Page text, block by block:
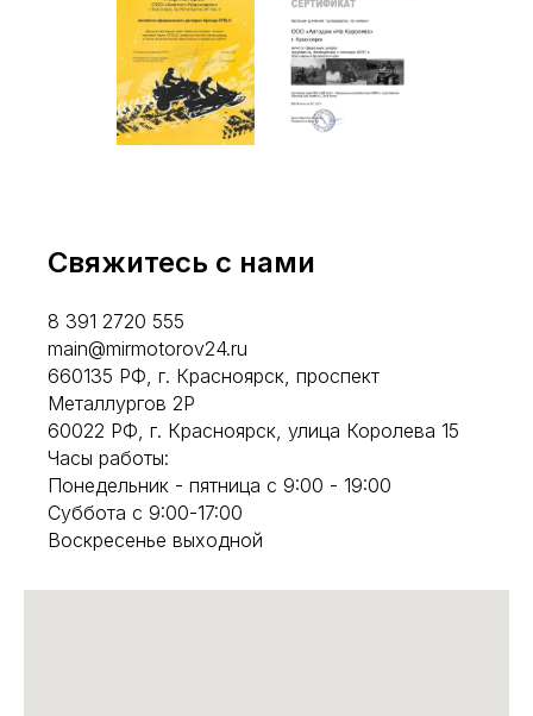
Свяжитесь с нами
8 391 2720 555
main@mirmotorov24.ru
660135 РФ, г. Красноярск, проспект
Металлургов 2Р
60022 РФ, г. Красноярск, улица Королева 15
Часы работы:
Понедельник - пятница с 9:00 - 19:00
Суббота с 9:00-17:00
Воскресенье выходной